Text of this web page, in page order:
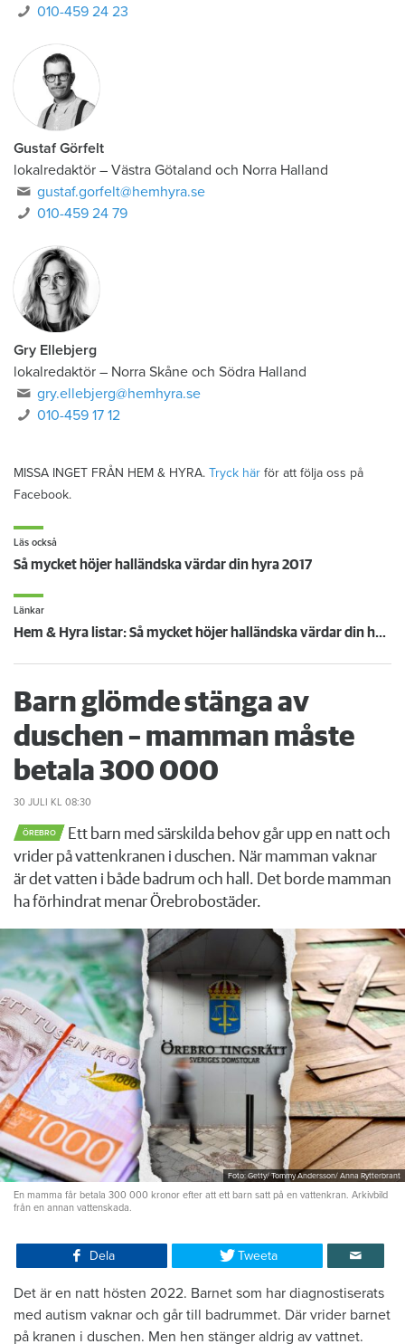
010-459 24 23
Gustaf Görfelt
lokalredaktör – Västra Götaland och Norra Halland
gustaf.gorfelt@hemhyra.se
010-459 24 79
Gry Ellebjerg
lokalredaktör – Norra Skåne och Södra Halland
gry.ellebjerg@hemhyra.se
010-459 17 12
MISSA INGET FRÅN HEM & HYRA. Tryck här för att följa oss på
Facebook.
Läs också
Så mycket höjer halländska värdar din hyra 2017
Länkar
Hem & Hyra listar: Så mycket höjer halländska värdar din hyra 2017
Barn glömde stänga av
duschen – mamman måste
betala 300 000
30 JULI KL 08:30
ÖREBRO
Ett barn med särskilda behov går upp en natt och
vrider på vattenkranen i duschen. När mamman vaknar
är det vatten i både badrum och hall. Det borde mamman
ha förhindrat menar Örebrobostäder.
Foto: Getty/ Tommy Andersson/ Anna Rytterbrant
En mamma får betala 300 000 kronor efter att ett barn satt på en vattenkran. Arkivbild
från en annan vattenskada.
Dela Tweeta
Det är en natt hösten 2022. Barnet som har diagnostiserats
med autism vaknar och går till badrummet. Där vrider barnet
på kranen i duschen. Men hen stänger aldrig av vattnet.